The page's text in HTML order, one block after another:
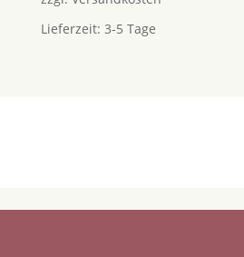
Lieferzeit: 3-5 Tage